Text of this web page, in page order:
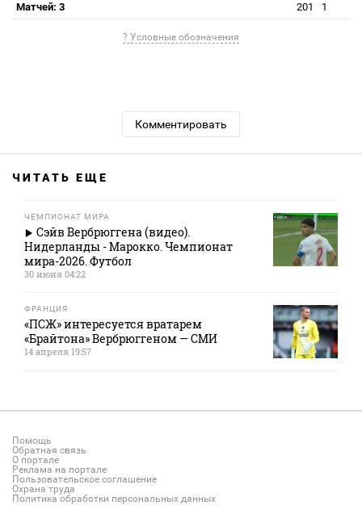
Матчей: 3 201 1
? Условные обозначения
Комментировать
ЧИТАТЬ ЕЩЕ
ЧЕМПИОНАТ МИРА
Сэйв Вербрюггена (видео).
Нидерланды - Марокко. Чемпионат
мира-2026. Футбол
30 июня 04:22
ФРАНЦИЯ
«ПСЖ» интересуется вратарем
«Брайтона» Вербрюггеном — СМИ
14 апреля 19:57
Помощь
Обратная связь
О портале
Реклама на портале
Пользовательское соглашение
Охрана труда
Политика обработки персональных данных